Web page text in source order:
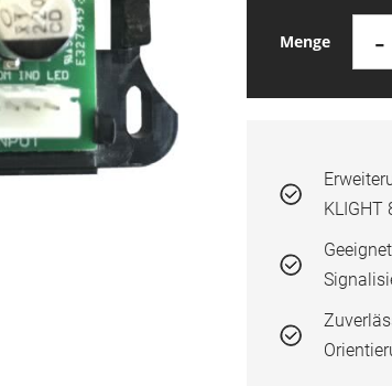
Menge -
KLIGHT